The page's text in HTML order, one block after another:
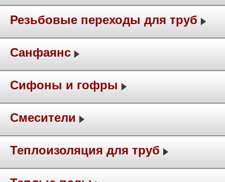
Резьбовые переходы для труб
Санфаянс
Сифоны и гофры
Смесители
Теплоизоляция для труб